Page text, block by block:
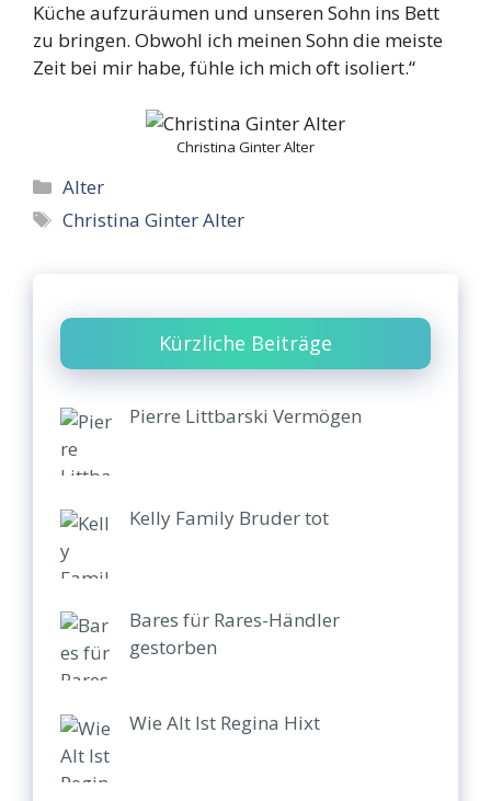
Küche aufzuräumen und unseren Sohn ins Bett
zu bringen. Obwohl ich meinen Sohn die meiste
Zeit bei mir habe, fühle ich mich oft isoliert.“
Christina Ginter Alter
Categories
Alter
Tags
Christina Ginter Alter
Kürzliche Beiträge
Pierre Littbarski Vermögen
Kelly Family Bruder tot
Bares für Rares-Händler
gestorben
Wie Alt Ist Regina Hixt